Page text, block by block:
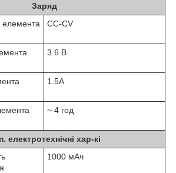
Заряд
CC-CV
3.6 В
1.5А
~ 4 год
електротехнічні хар-кі
1000 мАч